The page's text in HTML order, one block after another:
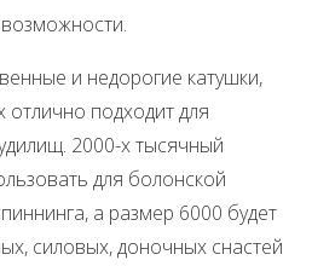
и недорогие катушки,
подходит для
2000-х тысячный
для болонской
а размер 6000 будет
силовых, доночных снастей